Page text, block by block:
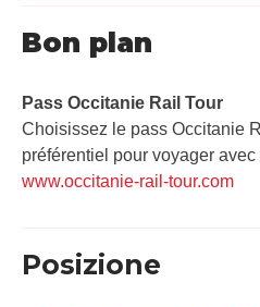
Bon plan
Pass Occitanie Rail Tour​
Choisissez le pass Occitanie
préférentiel pour voyager
www.occitanie-rail-tour.com
Posizione